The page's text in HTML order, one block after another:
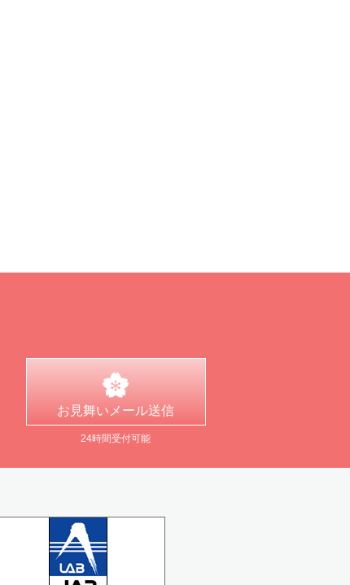
お見舞い メール送信
24時間受付可能